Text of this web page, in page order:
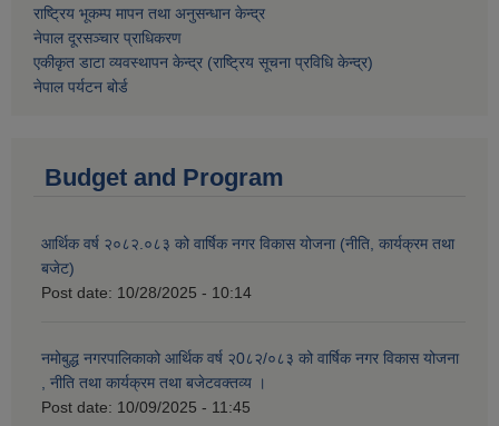
राष्ट्रिय भूकम्प मापन तथा अनुसन्धान केन्द्र
नेपाल दूरसञ्चार प्राधिकरण
एकीकृत डाटा व्यवस्थापन केन्द्र (राष्ट्रिय सूचना प्रविधि केन्द्र)
नेपाल पर्यटन बोर्ड
Budget and Program
आर्थिक वर्ष २०८२.०८३ को वार्षिक नगर विकास योजना (नीति, कार्यक्रम तथा
बजेट)
Post date: 10/28/2025 - 10:14
नमोबुद्ध नगरपालिकाको आर्थिक वर्ष २0८२/०८३ को वार्षिक नगर विकास योजना
, नीति तथा कार्यक्रम तथा बजेटवक्तव्य ।
Post date: 10/09/2025 - 11:45